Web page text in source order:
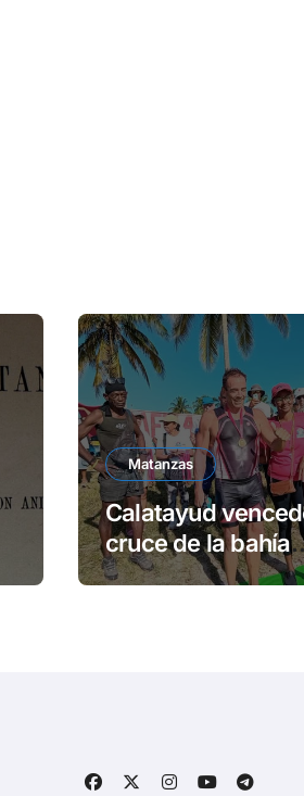
Matanzas
Calatayud
cruce de la bahía
matancera